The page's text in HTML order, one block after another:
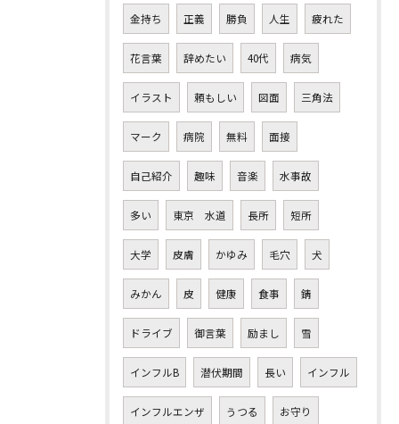
金持ち 正義 勝負 人生 疲れた
花言葉 辞めたい 40代 病気
イラスト 頼もしい 図面 三角法
マーク 病院 無料 面接
自己紹介 趣味 音楽 水事故
多い 東京 水道 長所 短所
大学 皮膚 かゆみ 毛穴 犬
みかん 皮 健康 食事 錆
ドライブ 御言葉 励まし 雪
インフルB 潜伏期間 長い インフル
インフルエンザ うつる お守り